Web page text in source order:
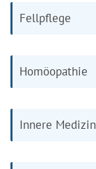
Fellpflege
Homöopathie
Innere Medizin